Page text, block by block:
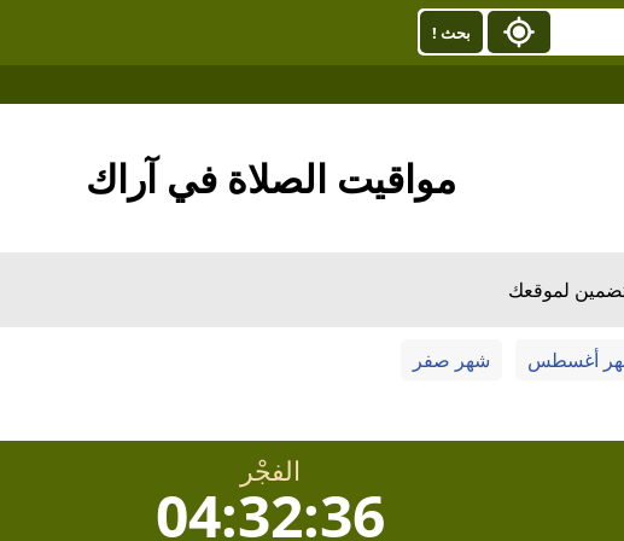
بحث !
مواقيت الصلاة في آراك
لموقعك
أغسطس شهر صفر
الفجْر
04:32:36